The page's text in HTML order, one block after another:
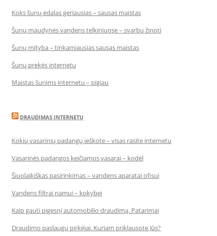
Koks šunų ėdalas geriausias – sausas maistas
Šunų maudynės vandens telkiniuose – svarbu žinoti
Šunų mityba – tinkamiausias sausas maistas
Šunų prekės internetu
Maistas šunims internetu – pigiau
DRAUDIMAS INTERNETU
Kokių vasarinių padangų ieškote – visas rasite internetu
Vasarinės padangos keičiamos vasarai – kodėl
Šiuolaikiškas pasirinkimas – vandens aparatai ofisui
Vandens filtrai namui – kokybei
Kaip gauti pigesnį automobilio draudimą. Patarimai
Draudimo paslaugų pirkėjai. Kuriam priklausote Jūs?